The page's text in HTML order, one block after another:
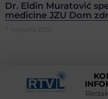
Dr. Eldin Muratović
medicine JZU Dom
7. Augusta 2026.